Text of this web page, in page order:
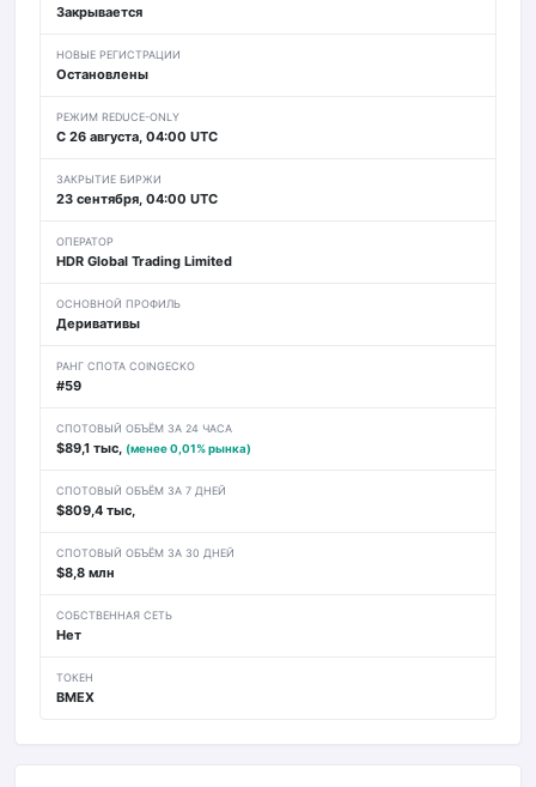
Закрывается
НОВЫЕ РЕГИСТРАЦИИ
Остановлены
РЕЖИМ REDUCE-ONLY
С 26 августа, 04:00 UTC
ЗАКРЫТИЕ БИРЖИ
23 сентября, 04:00 UTC
ОПЕРАТОР
HDR Global Trading Limited
ОСНОВНОЙ ПРОФИЛЬ
Деривативы
РАНГ СПОТА COINGECKO
#59
СПОТОВЫЙ ОБЪЁМ ЗА 24 ЧАСА
$89,1 тыс, (менее 0,01% рынка)
СПОТОВЫЙ ОБЪЁМ ЗА 7 ДНЕЙ
$809,4 тыс,
СПОТОВЫЙ ОБЪЁМ ЗА 30 ДНЕЙ
$8,8 млн
СОБСТВЕННАЯ СЕТЬ
Нет
ТОКЕН
BMEX